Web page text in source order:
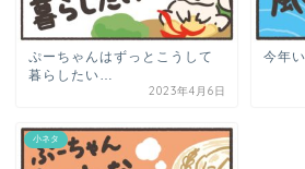
ぷーちゃんはずっとこうして
暮らしたい…
2023年4月6日
今年
小ネタ